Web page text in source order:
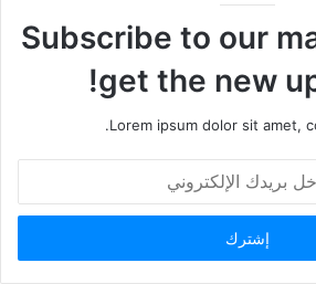
Subscribe to our
get the new
Lorem ipsum dolor sit amet,